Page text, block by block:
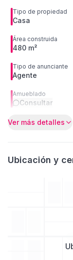
Tipo de propiedad
Casa
Área construida
480 m²
Tipo de anunciante
Agente
Amueblado
Consultar
Ver más detalles
Ubicación y